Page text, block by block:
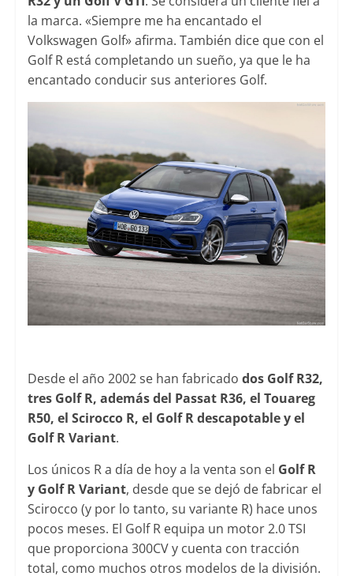
la marca. «Siempre me ha encantado el
Volkswagen Golf» afirma. También dice que con el
Golf R está completando un sueño, ya que le ha
encantado conducir sus anteriores Golf.
Desde el año 2002 se han fabricado dos Golf R32,
tres Golf R, además del Passat R36, el Touareg
R50, el Scirocco R, el Golf R descapotable y el
Golf R Variant.
Los únicos R a día de hoy a la venta son el Golf R
y Golf R Variant, desde que se dejó de fabricar el
Scirocco (y por lo tanto, su variante R) hace unos
pocos meses. El Golf R equipa un motor 2.0 TSI
que proporciona 300CV y cuenta con tracción
total, como muchos otros modelos de la división.